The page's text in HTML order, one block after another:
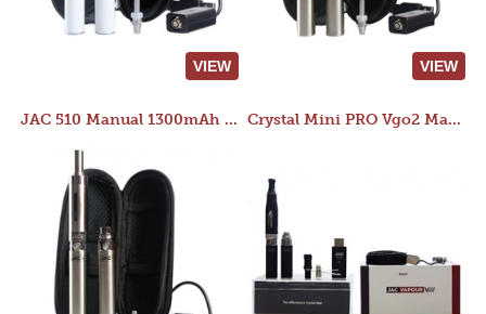
VIEW VIEW
JAC 510 Manual 1300mAh Starter Kit Crystal Mini PRO Vgo2 Manual 400mAh Kit